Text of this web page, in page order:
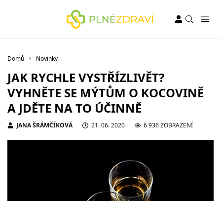
Domů Novinky
JAK RYCHLE VYSTŘÍZLIVĚT?
VYHNĚTE SE MÝTŮM O KOCOVINĚ
A JDĚTE NA TO ÚČINNĚ
JANA ŠRÁMČÍKOVÁ 21. 06. 2020 6 936 ZOBRAZENÍ